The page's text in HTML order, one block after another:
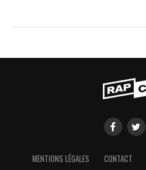
MENTIONS LÉGALES CONTACT